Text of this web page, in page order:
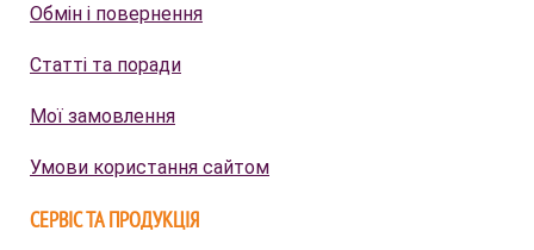
Обмін і повернення
Статті та поради
Мої замовлення
Умови користання сайтом
СЕРВІС ТА ПРОДУКЦІЯ